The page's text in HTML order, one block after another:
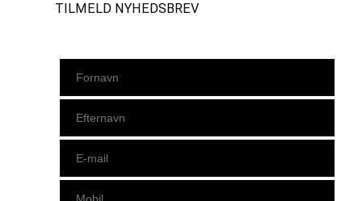
TILMELD NYHEDSBREV